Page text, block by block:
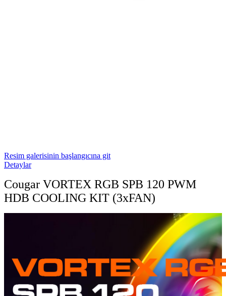
Resim galerisinin başlangıcına git
Detaylar
Cougar VORTEX RGB SPB 120 PWM
HDB COOLING KIT (3xFAN)